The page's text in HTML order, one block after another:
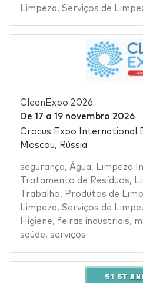
Limpeza, Serviços de
CleanExpo 2026
De 17 a 19 novembro 2026
Crocus Expo International
Moscou, Rússia
segurança, Água, Limpeza
Tratamento de Resíduos,
Trabalho, Produtos de
Limpeza, Serviços de
Higiene, feiras industriais,
saúde, serviços